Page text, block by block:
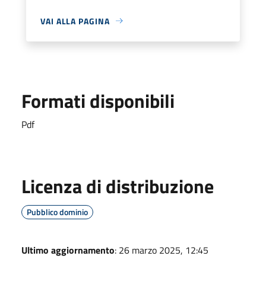
VAI ALLA PAGINA
Formati disponibili
Pdf
Licenza di distribuzione
Pubblico dominio
Ultimo aggiornamento: 26 marzo 2025, 12:45